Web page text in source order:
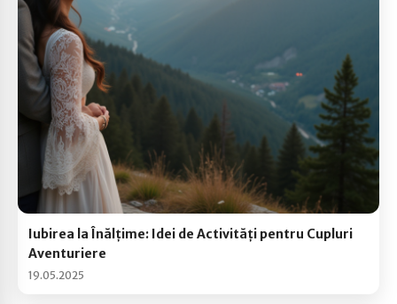
Iubirea la Înălțime: Idei de Activități pentru Cupluri
Aventuriere
19.05.2025